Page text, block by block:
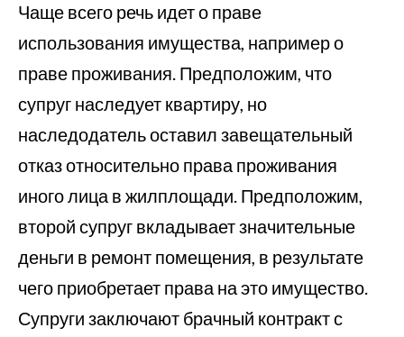
Чаще всего речь идет о праве
использования имущества, например о
праве проживания. Предположим, что
супруг наследует квартиру, но
наследодатель оставил завещательный
отказ относительно права проживания
иного лица в жилплощади. Предположим,
второй супруг вкладывает значительные
деньги в ремонт помещения, в результате
чего приобретает права на это имущество.
Супруги заключают брачный контракт с